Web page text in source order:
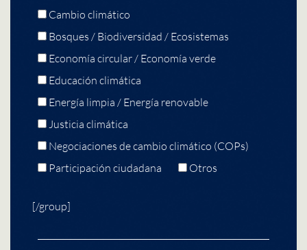
Cambio climático
Bosques / Biodiversidad / Ecosistemas
Economía circular / Economía verde
Educación climática
Energía limpia / Energía renovable
Justicia climática
Negociaciones de cambio climático (COPs)
Participación ciudadana
Otros
[/group]